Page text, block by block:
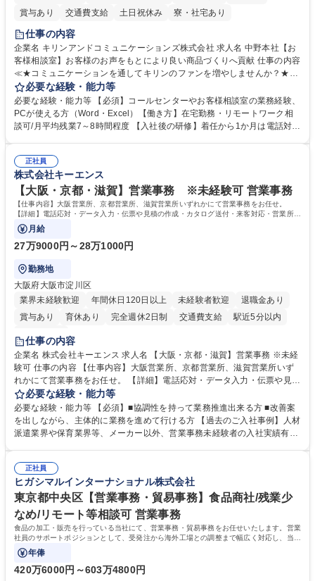
賞与あり
交通費支給 土日祝休み 寮・社宅あり
仕事の内容
企業名 キリンアンドコミュニケーションズ株式会社 求人名 中野本社【お
客様相談室】お客様のお声をもとにより良い商品づくりへ貢献 仕事の内容
≪★コミュニケーションを通してキリンのファンを増やしませんか？★≫
お客様のお声をより良い商品づくりに活かしていく上で、窓口となるお客
様相談室でのお仕事です。 日々お客様からいただくキリングループへのご
意見を、企業活動に活かしています。お客様からの声に迅速かつ誠意をも
って対応、情報提供するとともにグループ内活動に反映しています。 【具
平均100件前後■メール・手紙：同上40件前後 募集職種 中野本社【お客様
相談室】お客様のお声をもとにより良い商品づくりへ貢献
必要な経験・能力等
必要な経験・能力等 【必須】コールセンターやお客様相談室の業務経験、
PCが使える方（Word・Excel）【働き方】在宅勤務・リモートワーク相
談可/月平均残業7～8時間程度 【入社後の研修】着任から1か月は電話対応
すのでご安心ください。 【当社について】キリングループの広報機能を担
う会社として、お客様との出会いを大切にし、磨き上げたホスピタリティ
を込めてコミュニケーションをとりながら広報関連業務を行っておりま
す。 学歴・資格 学歴：大学院 大学 高専 短大 専修学校 高校 語学力： 資
格：
正社員
株式会社キーエンス
【大阪・京都・滋賀】営業事務 ※未経験可 営業事務
【仕事内容】大阪営業所、京都営業所、滋賀営業所いずれかにて営業事務をお任せ。
【詳細】電話応対・データ入力・伝票や見積の作成・カタログ送付・来客対応・営業所内
で発生する事務業務や業務改善をお任せ。
月給
27万9000円～28万1000円
勤務地
大阪府大阪市淀川区
業界未経験歓迎
年間休日120日以上 未経験者歓迎
退職金あり
賞与あり
育休あり 完全週休2日制 交通費支給
駅近5分以内
土日祝休み
仕事の内容
企業名 株式会社キーエンス 求人名 【大阪・京都・滋賀】営業事務 ※未経
験可 仕事の内容 【仕事内容】大阪営業所、京都営業所、滋賀営業所いず
れかにて営業事務をお任せ。 【詳細】電話応対・データ入力・伝票や見積
の作成・カタログ送付・来客対応・営業所内で発生する事務業務や業務改
善をお任せ。 【教育制度】ご入社後、育成担当とペアになりながらOJTに
て業務を覚えていただくことが可能です。業務システムがきちんと構築さ
れているため、スムーズに仕事に慣れることができる環境です。また、
募集職種 【大阪・京都・滋賀】営業事務 ※未経験可
必要な経験・能力等
必要な経験・能力等 【必須】■協調性を持って業務推進出来る方 ■改善案
を出しながら、主体的に業務を進めて行ける方 【過去のご入社事例】人材
派遣業界や保育業界等、メーカー以外、営業事務未経験者の入社実績有
えて、お客様や社員の状況に合わせ、能動的なサポート、改善の動きも期
待され。組織を支えるスペシャリストとして、チームに貢献し、結果的に
社員から頼られる存在になることができます。平均19:30の退勤以降の業
務の持ち帰りも禁止されており、メリハリのある働き方となります。 学
歴・資格 学歴：大学院 大学 高専 短大 語学力： 資格：
正社員
ヒガシマルインターナショナル株式会社
東京都中央区【営業事務・貿易事務】食品商社/残業少
なめ/リモート等相談可 営業事務
食品の加工・販売を行っている当社にて、営業事務・貿易事務をお任せいたします。営業
社員のサポートポジションとして、受発注から海外工場との調整まで幅広く対応し、当社
事業の根幹を支えていただきます。
年俸
420万6000円～603万4800円